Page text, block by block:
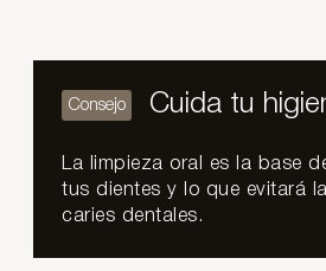
Cuida tu
La limpieza oral es la base
tus dientes y lo que evitará
caries dentales.